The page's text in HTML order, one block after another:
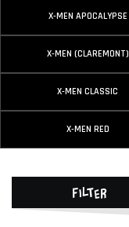
X-MEN APOCALYPSE
X-MEN (CLAREMONT)
X-MEN CLASSIC
X-MEN RED
Filter